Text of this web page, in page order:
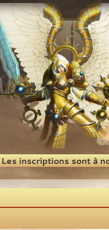
Les inscriptions sont à